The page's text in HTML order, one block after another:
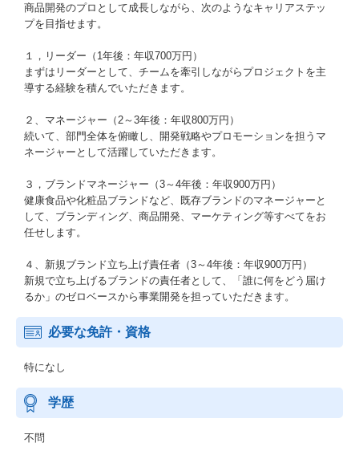
商品開発のプロとして成長しながら、次のようなキャリアステッ
プを目指せます。
１，リーダー（1年後：年収700万円）
まずはリーダーとして、チームを牽引しながらプロジェクトを主
導する経験を積んでいただきます。
２、マネージャー（2～3年後：年収800万円）
続いて、部門全体を俯瞰し、開発戦略やプロモーションを担うマ
ネージャーとして活躍していただきます。
３，ブランドマネージャー（3～4年後：年収900万円）
健康食品や化粧品ブランドなど、既存ブランドのマネージャーと
して、ブランディング、商品開発、マーケティング等すべてをお
任せします。
４、新規ブランド立ち上げ責任者（3～4年後：年収900万円）
新規で立ち上げるブランドの責任者として、「誰に何をどう届け
るか」のゼロベースから事業開発を担っていただきます。
必要な免許・資格
特になし
学歴
不問